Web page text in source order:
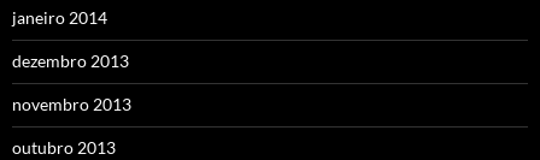
janeiro 2014
dezembro 2013
novembro 2013
outubro 2013